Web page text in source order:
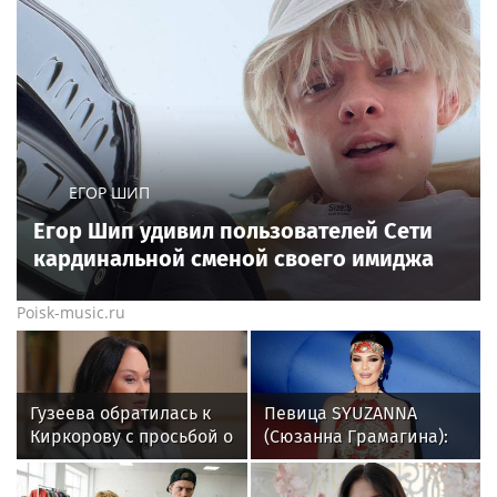
ЕГОР ШИП
Егор Шип удивил пользователей Сети
кардинальной сменой своего имиджа
Poisk-music.ru
Гузеева обратилась к
Киркорову с просьбой о
помощи собакам в
Болгарии
Певица SYUZANNA
(Сюзанна Грамагина):
как перестать
волноваться и начать